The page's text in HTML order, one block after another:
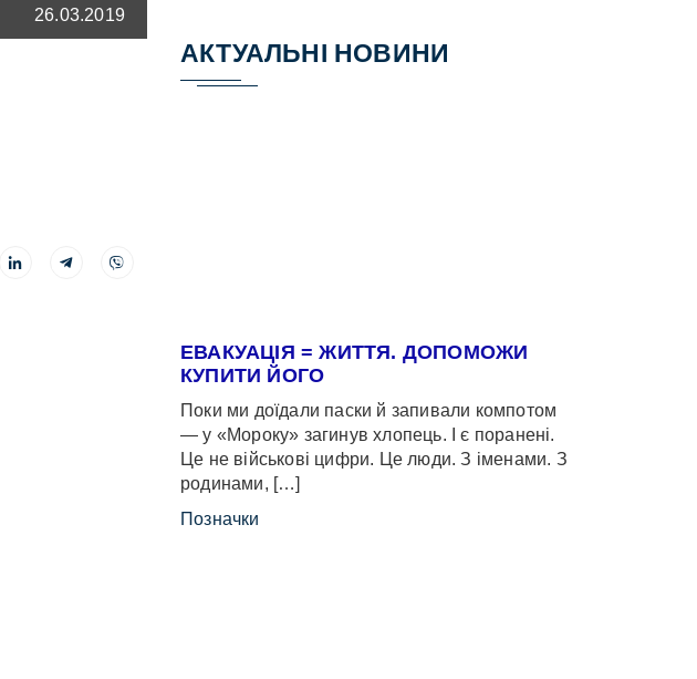
26.03.2019
АКТУАЛЬНІ НОВИНИ
ЕВАКУАЦІЯ = ЖИТТЯ. ДОПОМОЖИ
КУПИТИ ЙОГО
Поки ми доїдали паски й запивали компотом
— у «Мороку» загинув хлопець. І є поранені.
Це не військові цифри. Це люди. З іменами. З
родинами, […]
Позначки